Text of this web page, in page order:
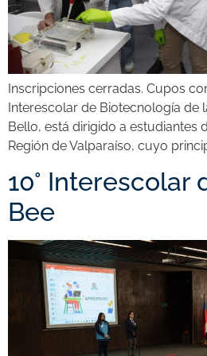
Inscripciones cerradas. Cupos
Interescolar de Biotecnología de
Bello, está dirigido a estudiantes
Región de Valparaíso, cuyo
10° Interescolar
Bee